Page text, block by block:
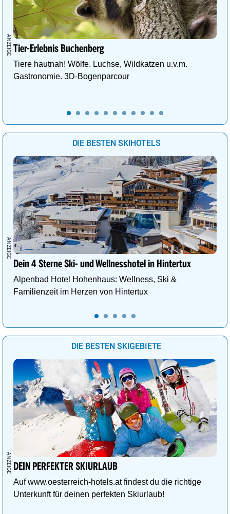
Tier-Erlebnis Buchenberg
Tiere hautnah! Wölfe. Luchse, Wildkatzen u.v.m.
Gastronomie. 3D-Bogenparcour
DIE BESTEN SKIHOTELS
Dein 4 Sterne Ski- und Wellnesshotel in Hintertux
Alpenbad Hotel Hohenhaus: Wellness, Ski &
Familienzeit im Herzen von Hintertux
DIE BESTEN SKIGEBIETE
DEIN PERFEKTER SKIURLAUB
Auf www.oesterreich-hotels.at findest du die richtige
Unterkunft für deinen perfekten Skiurlaub!